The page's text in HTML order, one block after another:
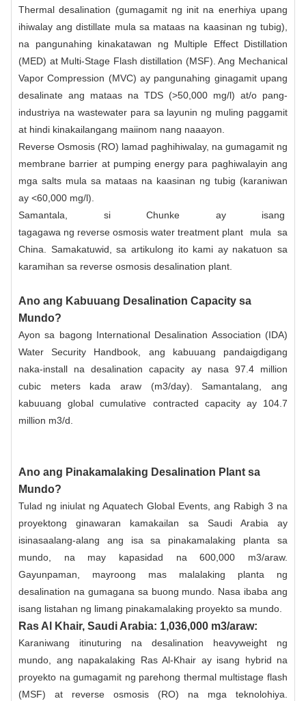
Thermal desalination (gumagamit ng init na enerhiya upang
ihiwalay ang distillate mula sa mataas na kaasinan ng tubig),
na pangunahing kinakatawan ng Multiple Effect Distillation
(MED) at Multi-Stage Flash distillation (MSF). Ang Mechanical
Vapor Compression (MVC) ay pangunahing ginagamit upang
desalinate ang mataas na TDS (>50,000 mg/l) at/o pang-
industriya na wastewater para sa layunin ng muling paggamit
at hindi kinakailangang maiinom nang naaayon.
Reverse Osmosis (RO) lamad paghihiwalay, na gumagamit ng
membrane barrier at pumping energy para paghiwalayin ang
mga salts mula sa mataas na kaasinan ng tubig (karaniwan
ay <60,000 mg/l).
Samantala, si Chunke ay isang
tagagawa ng reverse osmosis water treatment plant mula sa
China. Samakatuwid, sa artikulong ito kami ay nakatuon sa
karamihan sa reverse osmosis desalination plant.
Ano ang Kabuuang Desalination Capacity sa
Mundo?
Ayon sa bagong International Desalination Association (IDA)
Water Security Handbook, ang kabuuang pandaigdigang
naka-install na desalination capacity ay nasa 97.4 million
cubic meters kada araw (m3/day). Samantalang, ang
kabuuang global cumulative contracted capacity ay 104.7
million m3/d.
Ano ang Pinakamalaking Desalination Plant sa
Mundo?
Tulad ng iniulat ng Aquatech Global Events, ang Rabigh 3 na
proyektong ginawaran kamakailan sa Saudi Arabia ay
isinasaalang-alang ang isa sa pinakamalaking planta sa
mundo, na may kapasidad na 600,000 m3/araw.
Gayunpaman, mayroong mas malalaking planta ng
desalination na gumagana sa buong mundo. Nasa ibaba ang
isang listahan ng limang pinakamalaking proyekto sa mundo.
Ras Al Khair, Saudi Arabia: 1,036,000 m3/araw:
Karaniwang itinuturing na desalination heavyweight ng
mundo, ang napakalaking Ras Al-Khair ay isang hybrid na
proyekto na gumagamit ng parehong thermal multistage flash
(MSF) at reverse osmosis (RO) na mga teknolohiya.